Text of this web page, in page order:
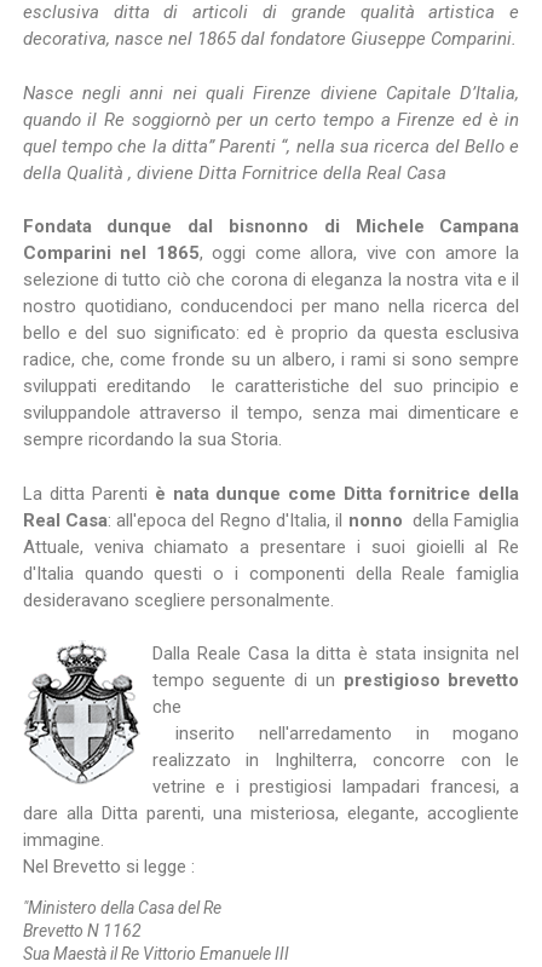
esclusiva ditta di articoli di grande qualità artistica e
decorativa, nasce nel 1865 dal fondatore Giuseppe Comparini.
Nasce negli anni nei quali Firenze diviene Capitale D’Italia,
quando il Re soggiornò per un certo tempo a Firenze ed è in
quel tempo che la ditta” Parenti “, nella sua ricerca del Bello e
della Qualità , diviene Ditta Fornitrice della Real Casa
Fondata dunque dal bisnonno di Michele Campana
Comparini nel 1865, oggi come allora, vive con amore la
selezione di tutto ciò che corona di eleganza la nostra vita e il
nostro quotidiano, conducendoci per mano nella ricerca del
bello e del suo significato: ed è proprio da questa esclusiva
radice, che, come fronde su un albero, i rami si sono sempre
sviluppati ereditando le caratteristiche del suo principio e
sviluppandole attraverso il tempo, senza mai dimenticare e
sempre ricordando la sua Storia.
La ditta Parenti è nata dunque come Ditta fornitrice della
Real Casa: all'epoca del Regno d'Italia, il nonno della Famiglia
Attuale, veniva chiamato a presentare i suoi gioielli al Re
d'Italia quando questi o i componenti della Reale famiglia
desideravano scegliere personalmente.
Dalla Reale Casa la ditta è stata insignita nel
tempo seguente di un prestigioso brevetto
che
inserito nell'arredamento in mogano
realizzato in Inghilterra, concorre con le
vetrine e i prestigiosi lampadari francesi, a
dare alla Ditta parenti, una misteriosa, elegante, accogliente
immagine.
Nel Brevetto si legge :
"Ministero della Casa del Re
Brevetto N 1162
Sua Maestà il Re Vittorio Emanuele III